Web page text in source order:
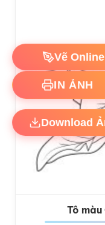
Tô
Vẽ Online
IN ẢNH
Download